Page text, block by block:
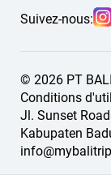
Suivez-nous:
© 2026 PT
Conditions
Jl. Sunset
Kabupaten